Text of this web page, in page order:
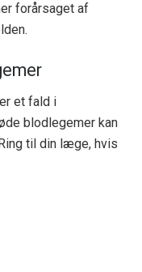
forårsaget af
et fald i
blodlegemer kan
til din læge, hvis